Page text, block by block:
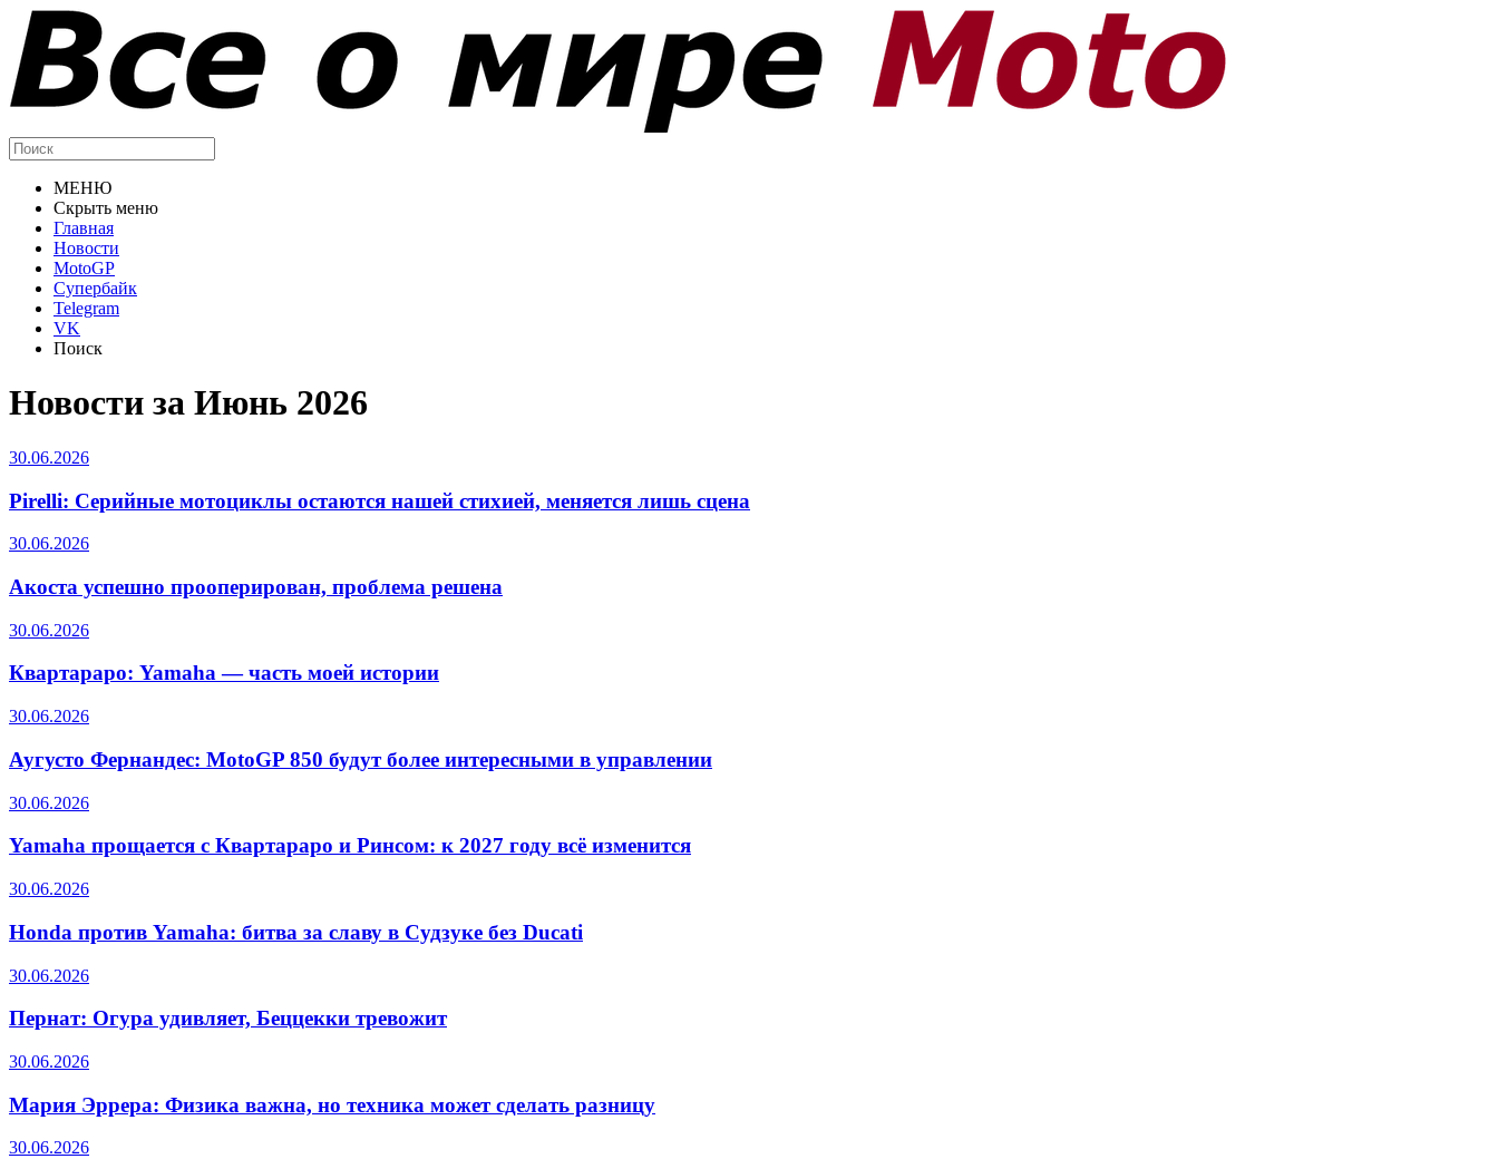
МЕНЮ
Скрыть меню
Главная
Новости
MotoGP
Супербайк
Telegram
VK
Поиск
Новости за Июнь 2026
30.06.2026
Pirelli: Серийные мотоциклы остаются нашей стихией, меняется лишь сцена
30.06.2026
Акоста успешно прооперирован, проблема решена
30.06.2026
Квартараро: Yamaha — часть моей истории
30.06.2026
Аугусто Фернандес: MotoGP 850 будут более интересными в управлении
30.06.2026
Yamaha прощается с Квартараро и Ринсом: к 2027 году всё изменится
30.06.2026
Honda против Yamaha: битва за славу в Судзуке без Ducati
30.06.2026
Пернат: Огура удивляет, Беццекки тревожит
30.06.2026
Мария Эррера: Физика важна, но техника может сделать разницу
30.06.2026